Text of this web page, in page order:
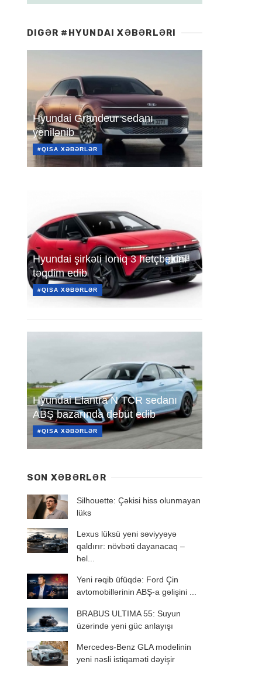
DIGƏR #HYUNDAI XƏBƏRLƏRI
Hyundai Grandeur sedanı
yenilənib
#QISA XƏBƏRLƏR
Hyundai şirkəti Ioniq 3 hetçbekini
təqdim edib
#QISA XƏBƏRLƏR
Hyundai Elantra N TCR sedanı
ABŞ bazarında debüt edib
#QISA XƏBƏRLƏR
SON XƏBƏRLƏR
Silhouette: Çəkisi hiss olunmayan
lüks
Lexus lüksü yeni səviyyəyə
qaldırır: növbəti dayanacaq –
hel...
Yeni rəqib üfüqdə: Ford Çin
avtomobillərinin ABŞ-a gəlişini ...
BRABUS ULTIMA 55: Suyun
üzərində yeni güc anlayışı
Mercedes-Benz GLA modelinin
yeni nəsli istiqaməti dəyişir